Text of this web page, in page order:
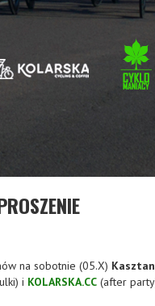
na sobotnie (05.X)
i KOLARSKA.CC (after